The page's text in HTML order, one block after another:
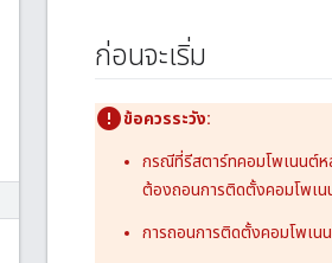
ก่อนจะเริ่ม
ข้อควรระวัง:
กรณีที่รีสตาร์ทคอมโพเนนต์ห
ต้องถอนการติดตั้งคอมโพเน
การถอนการติดตั้งคอมโพเน